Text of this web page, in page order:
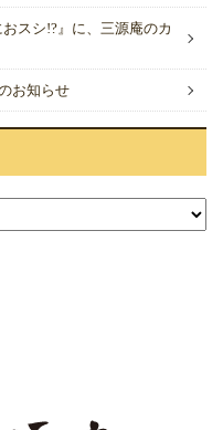
スシ!?』に、三源庵のカ
お知らせ